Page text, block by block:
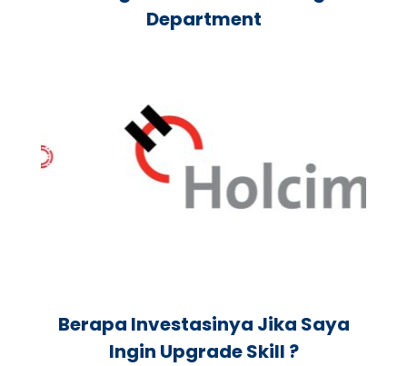
Department
Berapa Investasinya Jika Saya
Ingin Upgrade Skill ?